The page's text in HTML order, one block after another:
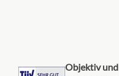
Objektiv